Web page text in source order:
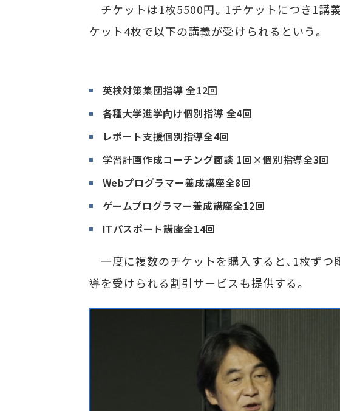
チケットは1枚5500円。1チケットにつき1講
ケット4枚で以下の講義が受けられるという。
英検対策集団指導 全12回
各種大学進学向け個別指導 全4回
レポート支援個別指導全4回
学習計画作成コーチング面談 1回×個別指導全3回
Webプログラマー養成講座全8回
ゲームプログラマー養成講座全12回
ITパスポート講座全14回
一度に複数のチケットを購入すると、1枚ず
導を受けられる割引サービスも提供する。